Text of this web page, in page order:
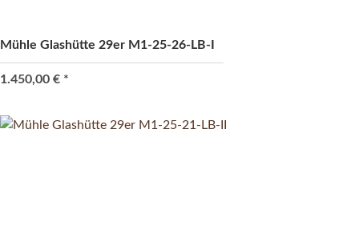
Mühle Glashütte 29er M1-25-26-LB-I
1.450,00 € *